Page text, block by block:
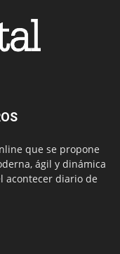
que se propone
ágil y dinámica
acontecer diario de